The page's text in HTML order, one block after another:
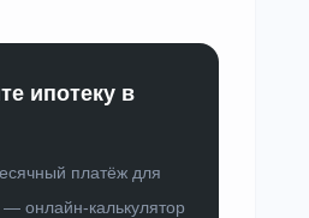
ипотеку в
платёж для
— онлайн-калькулятор